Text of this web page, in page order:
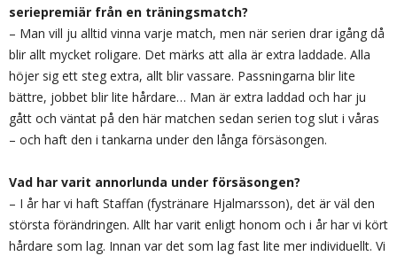
seriepremiär från en träningsmatch?
– Man vill ju alltid vinna varje match, men när serien drar igång då
blir allt mycket roligare. Det märks att alla är extra laddade. Alla
höjer sig ett steg extra, allt blir vassare. Passningarna blir lite
bättre, jobbet blir lite hårdare… Man är extra laddad och har ju
gått och väntat på den här matchen sedan serien tog slut i våras
– och haft den i tankarna under den långa försäsongen.
Vad har varit annorlunda under försäsongen?
– I år har vi haft Staffan (fystränare Hjalmarsson), det är väl den
största förändringen. Allt har varit enligt honom och i år har vi kört
hårdare som lag. Innan var det som lag fast lite mer individuellt. Vi